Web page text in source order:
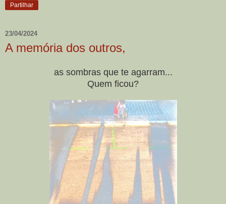
Partilhar
23/04/2024
A memória dos outros,
as sombras que te agarram...
Quem ficou?